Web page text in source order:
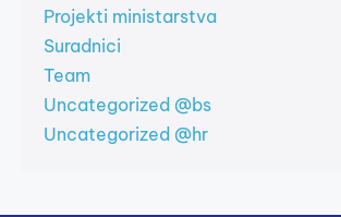
Projekti ministarstva
Suradnici
Team
Uncategorized @bs
Uncategorized @hr